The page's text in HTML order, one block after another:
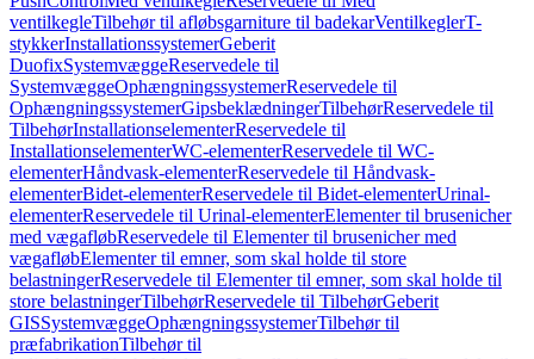
ventilkegleTilbehør til afløbsgarniture til badekarVentilkeglerT-
stykkerInstallationssystemerGeberit
DuofixSystemvæggeReservedele til
SystemvæggeOphængningssystemerReservedele til
OphængningssystemerGipsbeklædningerTilbehørReservedele til
TilbehørInstallationselementerReservedele til
InstallationselementerWC-elementerReservedele til WC-
elementerHåndvask-elementerReservedele til Håndvask-
elementerBidet-elementerReservedele til Bidet-elementerUrinal-
elementerReservedele til Urinal-elementerElementer til brusenicher
med vægafløbReservedele til Elementer til brusenicher med
vægafløbElementer til emner, som skal holde til store
belastningerReservedele til Elementer til emner, som skal holde til
store belastningerTilbehørReservedele til TilbehørGeberit
GISSystemvæggeOphængningssystemerTilbehør til
præfabrikationTilbehør til